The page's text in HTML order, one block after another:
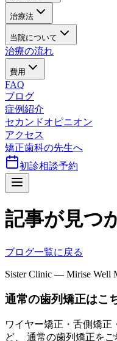
治療法
当院について
治療の流れ
費用
FAQ
ブログ
症例紹介
セカンドオピニオン
アクセス
矯正歯科の先生へ
初診相談予約
記事が見つ
ブログ一覧に戻る
Sister Clinic — Mirise Well
通常の歯列矯正はこ
ワイヤー矯正・舌側矯正
ど、 通常の歯列矯正を